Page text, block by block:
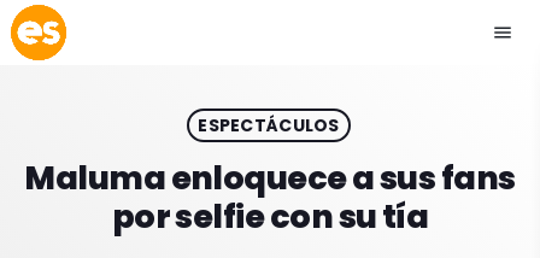
menu
play_arrow EMISIÓN LA PAZ
EMISIÓN COCHABAMBA
ESPECTÁCULOS
Maluma enloquece a sus fans
por selfie con su tía